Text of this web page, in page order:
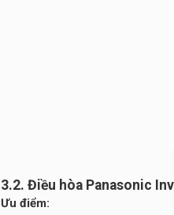
3.2. Điều hòa Panasonic
Ưu điểm: